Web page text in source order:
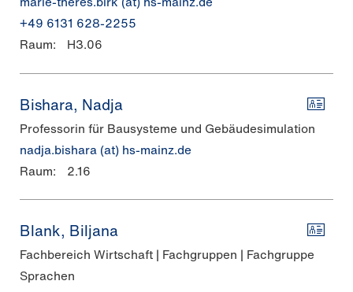
+49 6131 628-2255
Raum:
H3.06
Bishara, Nadja
Professorin für Bausysteme und Gebäudesimulation
nadja.bishara (at) hs-mainz.de
Raum:
2.16
Blank, Biljana
Fachbereich Wirtschaft | Fachgruppen | Fachgruppe
Sprachen